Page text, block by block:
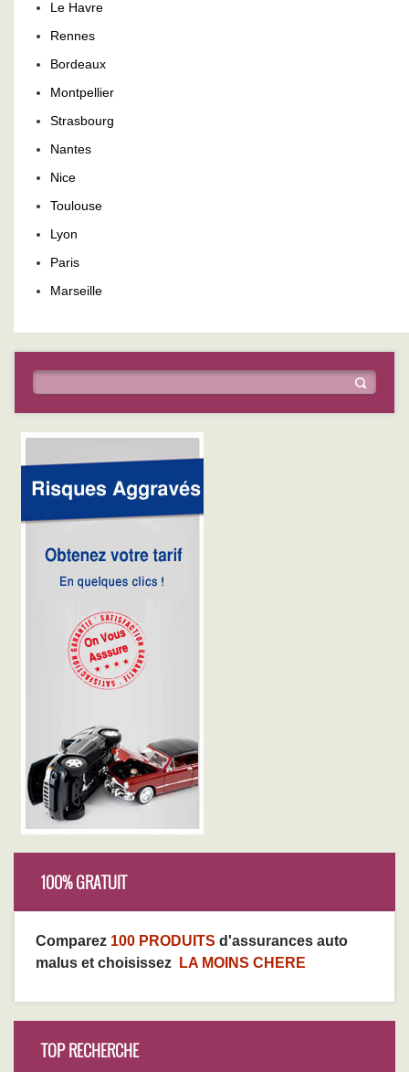
Le Havre
Rennes
Bordeaux
Montpellier
Strasbourg
Nantes
Nice
Toulouse
Lyon
Paris
Marseille
100% GRATUIT
Comparez 100 PRODUITS d'assurances auto
malus et choisissez
LA MOINS CHERE
TOP RECHERCHE